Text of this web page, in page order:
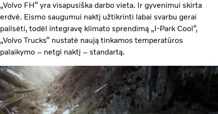
„Volvo FH“ yra visapusiška darbo vieta. Ir gyvenimui skirta
erdvė. Eismo saugumui naktį užtikrinti labai svarbu gerai
pailsėti, todėl integravę klimato sprendimą „I-Park Cool“,
„Volvo Trucks“ nustatė naują tinkamos temperatūros
palaikymo – netgi naktį – standartą.